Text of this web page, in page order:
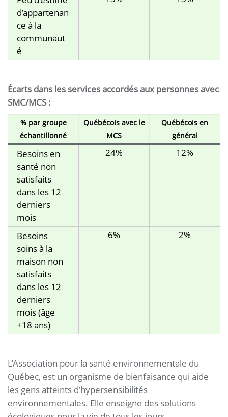
d’appartenan
ce à la
communaut
é
Écarts dans les services accordés aux personnes avec
SMC/MCS :
% par groupe
échantillonné
Québécois avec le
MCS
Québécois en
général
Besoins en
santé non
satisfaits
dans les 12
derniers
mois
24% 12%
Besoins
soins à la
maison non
satisfaits
dans les 12
derniers
mois (âge
+18 ans)
6% 2%
L’Association pour la santé environnementale du
Québec, est un organisme de bienfaisance qui aide
les gens atteints d’hypersensibilités
environnementales. Elle enseigne des solutions